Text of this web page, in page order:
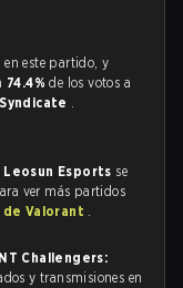
este partido, y
74.4%de los votos a
.
Leosun Esports se
ver más partidos
Valorant .
Challengers:
y transmisiones en